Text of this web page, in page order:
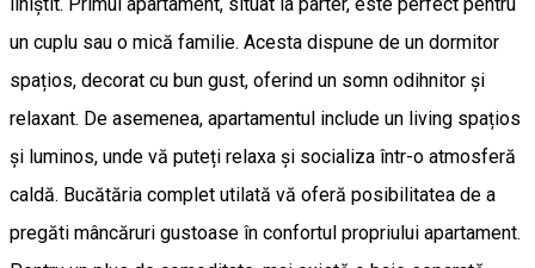
un cuplu sau o mică familie. Acesta dispune de un dormitor
spațios, decorat cu bun gust, oferind un somn odihnitor și
relaxant. De asemenea, apartamentul include un living spațios
și luminos, unde vă puteți relaxa și socializa într-o atmosferă
caldă. Bucătăria complet utilată vă oferă posibilitatea de a
pregăti mâncăruri gustoase în confortul propriului apartament.